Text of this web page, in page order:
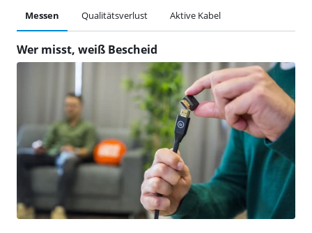
Messen Qualitätsverlust Aktive Kabel
Wer misst, weiß Bescheid